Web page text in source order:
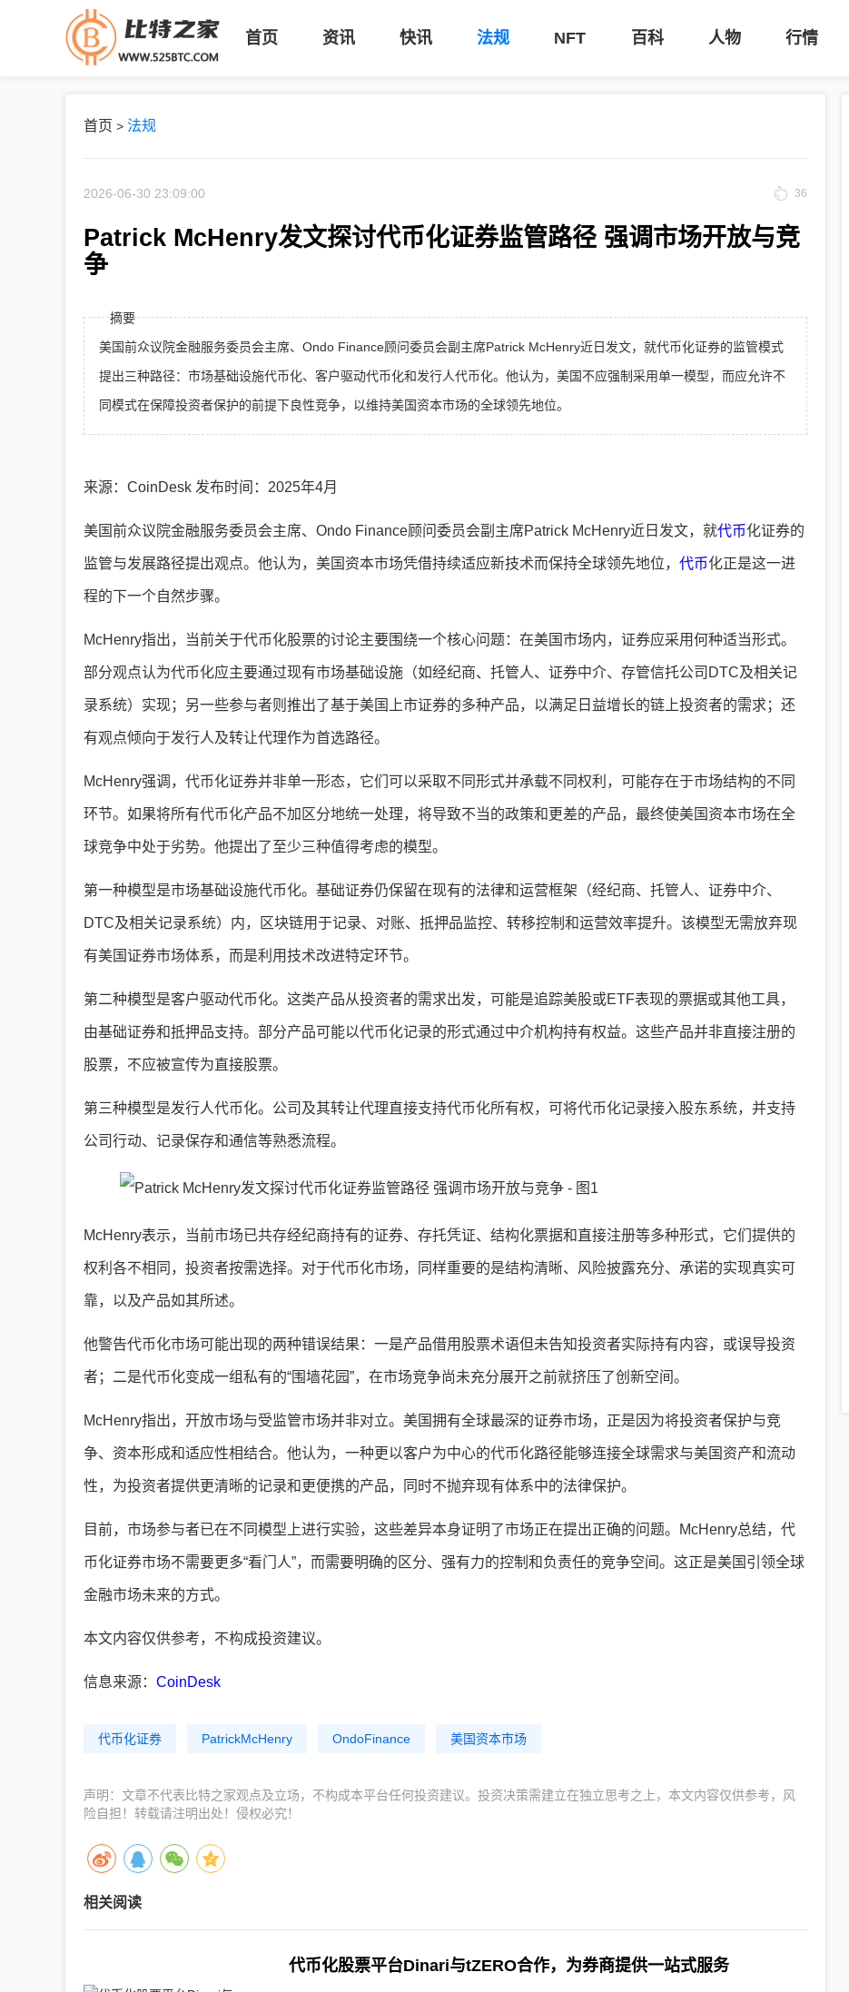
首页 资讯 快讯 法规 NFT 百科 人物 行情
首页 > 法规
2026-06-30 23:09:00 36
Patrick McHenry发文探讨代币化证券监管路径 强调市场开放与竞
争
摘要
美国前众议院金融服务委员会主席、Ondo Finance顾问委员会副主席Patrick McHenry近日发文，就代币化证券的监管模式
提出三种路径：市场基础设施代币化、客户驱动代币化和发行人代币化。他认为，美国不应强制采用单一模型，而应允许不
同模式在保障投资者保护的前提下良性竞争，以维持美国资本市场的全球领先地位。
来源：CoinDesk 发布时间：2025年4月
美国前众议院金融服务委员会主席、Ondo Finance顾问委员会副主席Patrick McHenry近日发文，就代币化证券的
监管与发展路径提出观点。他认为，美国资本市场凭借持续适应新技术而保持全球领先地位， 代币化正是这一进
程的下一个自然步骤。
McHenry指出，当前关于代币化股票的讨论主要围绕一个核心问题：在美国市场内，证券应采用何种适当形式。
部分观点认为代币化应主要通过现有市场基础设施（如经纪商、托管人、证券中介、存管信托公司DTC及相关记
录系统）实现；另一些参与者则推出了基于美国上市证券的多种产品，以满足日益增长的链上投资者的需求；还
有观点倾向于发行人及转让代理作为首选路径。
McHenry强调，代币化证券并非单一形态，它们可以采取不同形式并承载不同权利，可能存在于市场结构的不同
环节。如果将所有代币化产品不加区分地统一处理，将导致不当的政策和更差的产品，最终使美国资本市场在全
球竞争中处于劣势。他提出了至少三种值得考虑的模型。
第一种模型是市场基础设施代币化。基础证券仍保留在现有的法律和运营框架（经纪商、托管人、证券中介、
DTC及相关记录系统）内，区块链用于记录、对账、抵押品监控、转移控制和运营效率提升。该模型无需放弃现
有美国证券市场体系，而是利用技术改进特定环节。
第二种模型是客户驱动代币化。这类产品从投资者的需求出发，可能是追踪美股或ETF表现的票据或其他工具，
由基础证券和抵押品支持。部分产品可能以代币化记录的形式通过中介机构持有权益。这些产品并非直接注册的
股票，不应被宣传为直接股票。
第三种模型是发行人代币化。公司及其转让代理直接支持代币化所有权，可将代币化记录接入股东系统，并支持
公司行动、记录保存和通信等熟悉流程。
McHenry表示，当前市场已共存经纪商持有的证券、存托凭证、结构化票据和直接注册等多种形式，它们提供的
权利各不相同，投资者按需选择。对于代币化市场，同样重要的是结构清晰、风险披露充分、承诺的实现真实可
靠，以及产品如其所述。
他警告代币化市场可能出现的两种错误结果：一是产品借用股票术语但未告知投资者实际持有内容，或误导投资
者；二是代币化变成一组私有的“围墙花园”，在市场竞争尚未充分展开之前就挤压了创新空间。
McHenry指出，开放市场与受监管市场并非对立。美国拥有全球最深的证券市场，正是因为将投资者保护与竞
争、资本形成和适应性相结合。他认为，一种更以客户为中心的代币化路径能够连接全球需求与美国资产和流动
性，为投资者提供更清晰的记录和更便携的产品，同时不抛弃现有体系中的法律保护。
目前，市场参与者已在不同模型上进行实验，这些差异本身证明了市场正在提出正确的问题。McHenry总结，代
币化证券市场不需要更多“看门人”，而需要明确的区分、强有力的控制和负责任的竞争空间。这正是美国引领全球
金融市场未来的方式。
本文内容仅供参考，不构成投资建议。
信息来源： CoinDesk
代币化证券 PatrickMcHenry OndoFinance 美国资本市场
声明：文章不代表比特之家观点及立场，不构成本平台任何投资建议。投资决策需建立在独立思考之上，本文内容仅供参考，风
险自担！转载请注明出处！侵权必究！
相关阅读
代币化股票平台Dinari与tZERO合作，为券商提供一站式服务